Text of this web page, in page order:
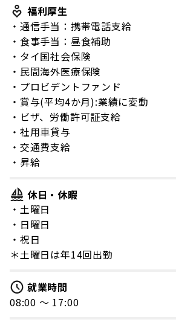
福利厚生
・通信手当：携帯電話支給
・食事手当：昼食補助
・タイ国社会保険
・民間海外医療保険
・プロビデントファンド
・賞与(平均4か月):業績に変動
・ビザ、労働許可証支給
・社用車貸与
・交通費支給
・昇給
休日・休暇
・土曜日
・日曜日
・祝日
＊土曜日は年14回出勤
就業時間
08:00 〜 17:00